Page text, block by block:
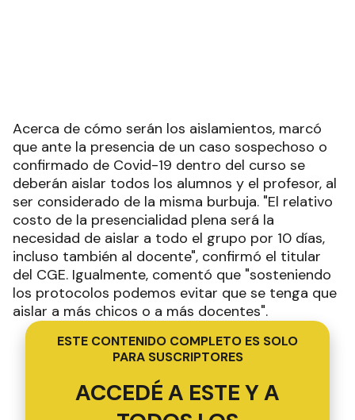
Acerca de cómo serán los aislamientos, marcó
que ante la presencia de un caso sospechoso o
confirmado de Covid-19 dentro del curso se
deberán aislar todos los alumnos y el profesor, al
ser considerado de la misma burbuja. "El relativo
costo de la presencialidad plena será la
necesidad de aislar a todo el grupo por 10 días,
incluso también al docente", confirmó el titular
del CGE. Igualmente, comentó que "sosteniendo
los protocolos podemos evitar que se tenga que
aislar a más chicos o a más docentes".
ESTE CONTENIDO COMPLETO ES SOLO
PARA SUSCRIPTORES